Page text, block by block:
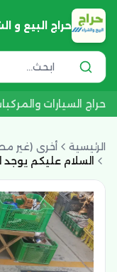
حراج البيع و
حراج السيارات
الرئيسية
أخرى (غير
السلام عليكم يوجد